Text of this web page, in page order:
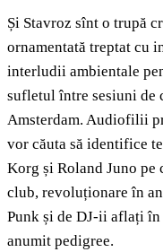
Și Stavroz sînt o trupă
ornamentată treptat cu
interludii ambientale
sufletul între sesiuni de
Amsterdam. Audiofilii
vor căuta să identifice
Korg și Roland Juno
club, revoluționare în
Punk și de DJ-ii aflați în
anumit pedigree.